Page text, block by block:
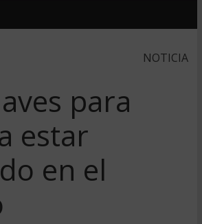
NOTICIA
para
estar
en el